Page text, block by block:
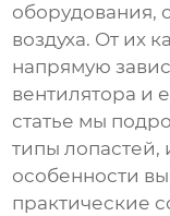
оборудования,
воздуха. От их
напрямую
вентилятора и
статье мы
типылопастей,
особенности
практические